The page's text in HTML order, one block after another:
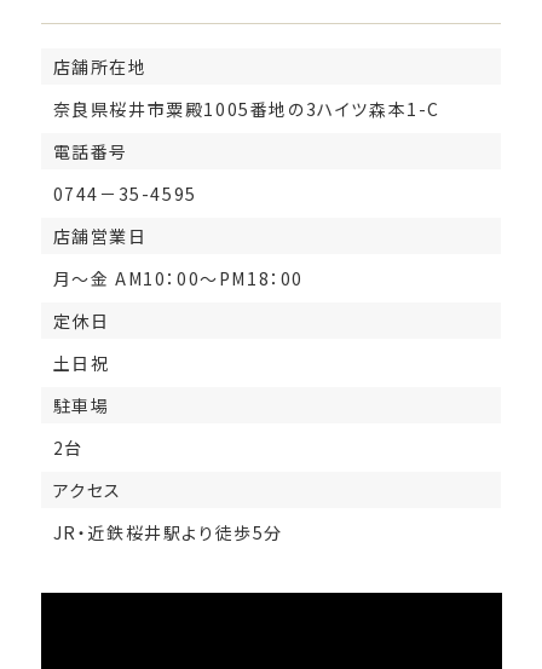
店舗所在地
奈良県桜井市粟殿1005番地の3ハイツ森本1-C
電話番号
0744－35-4595
店舗営業日
月～金 AM10：00～PM18：00
定休日
土日祝
駐車場
2台
アクセス
JR・近鉄桜井駅より徒歩5分